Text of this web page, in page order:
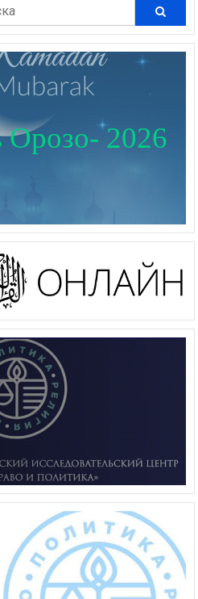
Орозо- 2026